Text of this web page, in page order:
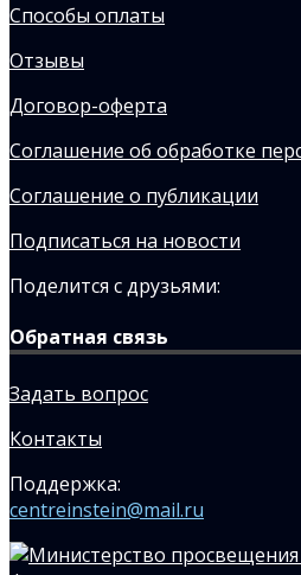
Способы оплаты
Отзывы
Договор-оферта
Соглашение об обработке
Соглашение о публикации
Подписаться на новости
Поделится с друзьями:
Обратная связь
Задать вопрос
Контакты
Поддержка:
centreinstein@mail.ru